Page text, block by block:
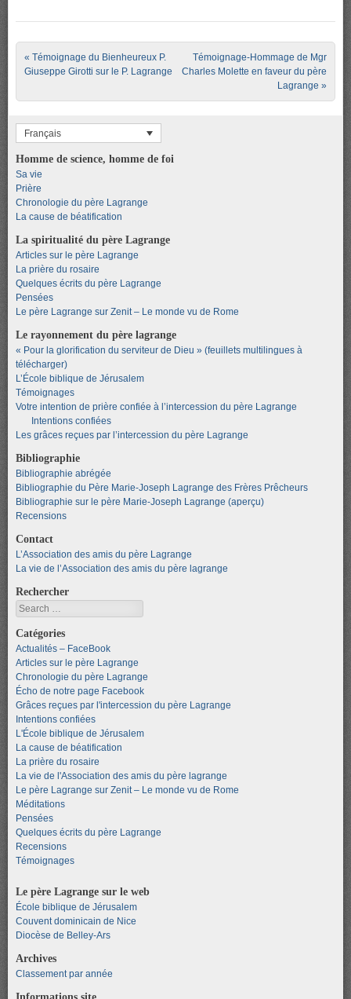
Post navigation
« Témoignage du Bienheureux P.
Giuseppe Girotti sur le P. Lagrange
Témoignage-Hommage de Mgr
Charles Molette en faveur du père
Lagrange »
Français
Homme de science, homme de foi
Sa vie
Prière
Chronologie du père Lagrange
La cause de béatification
La spiritualité du père Lagrange
Articles sur le père Lagrange
La prière du rosaire
Quelques écrits du père Lagrange
Pensées
Le père Lagrange sur Zenit – Le monde vu de Rome
Le rayonnement du père lagrange
« Pour la glorification du serviteur de Dieu » (feuillets multilingues à
télécharger)
L’École biblique de Jérusalem
Témoignages
Votre intention de prière confiée à l’intercession du père Lagrange
Intentions confiées
Les grâces reçues par l’intercession du père Lagrange
Bibliographie
Bibliographie abrégée
Bibliographie du Père Marie-Joseph Lagrange des Frères Prêcheurs
Bibliographie sur le père Marie-Joseph Lagrange (aperçu)
Recensions
Contact
L’Association des amis du père Lagrange
La vie de l’Association des amis du père lagrange
Rechercher
Search
Catégories
Actualités – FaceBook
Articles sur le père Lagrange
Chronologie du père Lagrange
Écho de notre page Facebook
Grâces reçues par l'intercession du père Lagrange
Intentions confiées
L'École biblique de Jérusalem
La cause de béatification
La prière du rosaire
La vie de l'Association des amis du père lagrange
Le père Lagrange sur Zenit – Le monde vu de Rome
Méditations
Pensées
Quelques écrits du père Lagrange
Recensions
Témoignages
Le père Lagrange sur le web
École biblique de Jérusalem
Couvent dominicain de Nice
Diocèse de Belley-Ars
Archives
Classement par année